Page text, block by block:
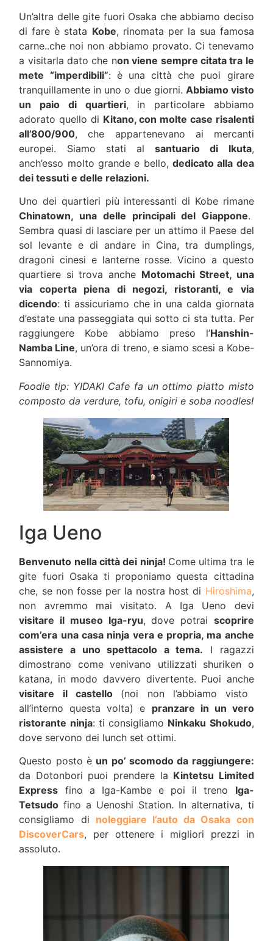
Un’altra delle gite fuori Osaka che abbiamo deciso
di fare è stata Kobe, rinomata per la sua famosa
carne..che noi non abbiamo provato. Ci tenevamo
a visitarla dato che non viene sempre citata tra le
mete “imperdibili”: è una città che puoi girare
tranquillamente in uno o due giorni. Abbiamo visto
un paio di quartieri, in particolare abbiamo
adorato quello di Kitano, con molte case risalenti
all’800/900, che appartenevano ai mercanti
europei. Siamo stati alsantuario di Ikuta,
anch’esso molto grande e bello, dedicato alla dea
dei tessuti e delle relazioni.
Uno dei quartieri più interessanti di Kobe rimane
Chinatown, una delle principali del Giappone.
Sembra quasi di lasciare per un attimo il Paese del
sol levante e di andare in Cina, tra dumplings,
dragoni cinesi e lanterne rosse. Vicino a questo
quartiere si trova anche Motomachi Street, una
via coperta piena di negozi, ristoranti, e via
dicendo: ti assicuriamo che in una calda giornata
d’estate una passeggiata qui sotto ci sta tutta. Per
raggiungere Kobe abbiamo preso l’Hanshin-
Namba Line, un’ora di treno, e siamo scesi a Kobe-
Sannomiya.
Foodie tip: YIDAKI Cafe fa un ottimo piatto misto
composto da verdure, tofu, onigiri e soba noodles!
Iga Ueno
Benvenuto nella città dei ninja! Come ultima tra le
gite fuori Osaka ti proponiamo questa cittadina
che, se non fosse per la nostra host di Hiroshima,
non avremmo mai visitato. A Iga Ueno devi
visitare il museo Iga-ryu, dove potrai scoprire
com’era una casa ninja vera e propria, ma anche
assistere a uno spettacolo a tema. I ragazzi
dimostrano come venivano utilizzati shuriken o
katana, in modo davvero divertente. Puoi anche
visitare il castello (noi non l’abbiamo visto
all’interno questa volta) e pranzare in un vero
ristorante ninja: ti consigliamo Ninkaku Shokudo,
dove servono dei lunch set ottimi.
Questo posto è un po’ scomodo da raggiungere:
da Dotonbori puoi prendere la Kintetsu Limited
Express fino a Iga-Kambe e poi il treno Iga-
Tetsudo fino a Uenoshi Station. In alternativa, ti
consigliamo di noleggiare l’auto da Osaka con
DiscoverCars, per ottenere i migliori prezzi in
assoluto.